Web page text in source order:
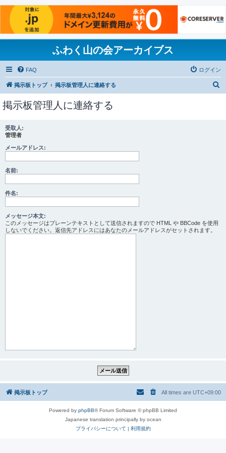
ふわく山の会アーカイブス
FAQ ログイン
掲示板トップ 掲示板管理人に連絡する
掲示板管理人に連絡する
受取人:
管理者
メールアドレス:
名前:
件名:
メッセージ本文:
このメッセージはプレーンテキストとして送信されますので HTML や BBCode を使用
しないでください。返信先アドレスにはあなたのメールアドレスがセットされます。
掲示板トップ All times are UTC+09:00
Powered by phpBB® Forum Software © phpBB Limited
Japanese translation principally by ocean
プライバシーについて
利用規約